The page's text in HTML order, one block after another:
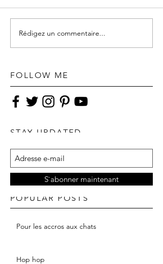
FOLLOW ME
STAY UPDATED
POPULAR POSTS
Rédigez un commentaire...
Pour les accros aux chats
Hop hop
S`abonner maintenant